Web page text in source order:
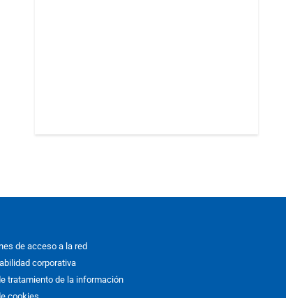
de acceso a la red
corporativa
tratamiento de la información